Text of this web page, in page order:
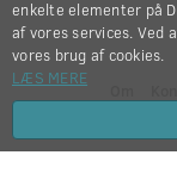
enkelte elementer på
af vores services. Ved
vores brug af cookies.
LÆS MERE